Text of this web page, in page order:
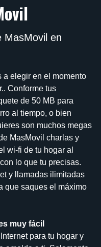
MasMovil en
a elegir en el momento
Conforme tus
de 50 MB para
al tiempo, o bien
son muchos megas
MasMovil charlas y
wi-fi de tu hogar al
lo que tu precisas.
y llamadas ilimitadas
que saques el máximo
muy fácil
para tu hogar y